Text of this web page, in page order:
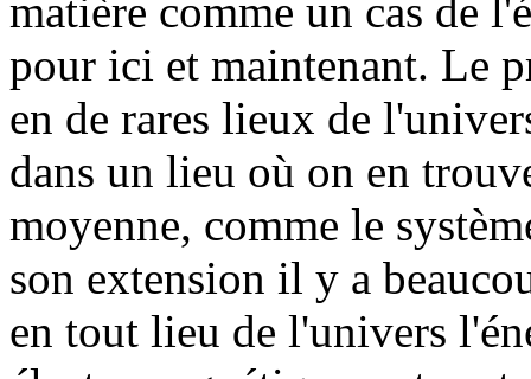
matière comme un cas de
pour ici et maintenant. Le
en de rares lieux de
dans un lieu où on en
moyenne, comme le
son extension il y a
en tout lieu de l'univers